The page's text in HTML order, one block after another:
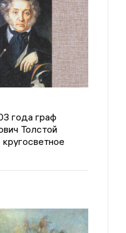
года граф
Толстой